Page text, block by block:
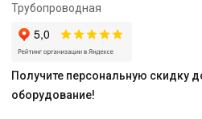
ВР
1/2,
мм
Трубопроводная
Получите персональную скидку
оборудование!